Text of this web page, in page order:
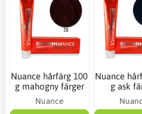
Nuance hårfärg 100
g mahogny färger
Nuance
Nuance
g ask